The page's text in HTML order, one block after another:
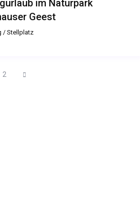
im Naturpark
Geest
/ Stellplatz
2